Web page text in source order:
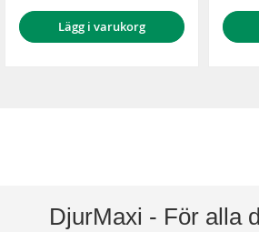
Lägg i varukorg
DjurMaxi - För alla